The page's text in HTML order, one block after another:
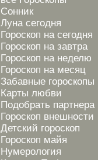
Сонник
Луна сегодня
Гороскоп на сегодня
Гороскоп на завтра
Гороскоп на неделю
Гороскоп на месяц
Забавные гороскопы
Карты любви
Подобрать партнера
Гороскоп внешности
Детский гороскоп
Гороскоп майя
Нумерология